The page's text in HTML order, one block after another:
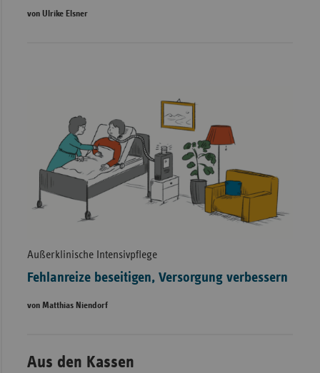
von Ulrike Elsner
Außerklinische Intensivpflege
Fehlanreize beseitigen, Versorgung verbessern
von Matthias Niendorf
Aus den Kassen